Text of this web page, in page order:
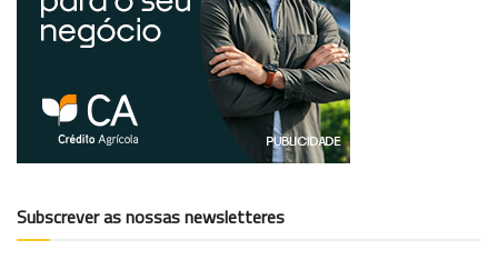
Subscrever as nossas newsletteres